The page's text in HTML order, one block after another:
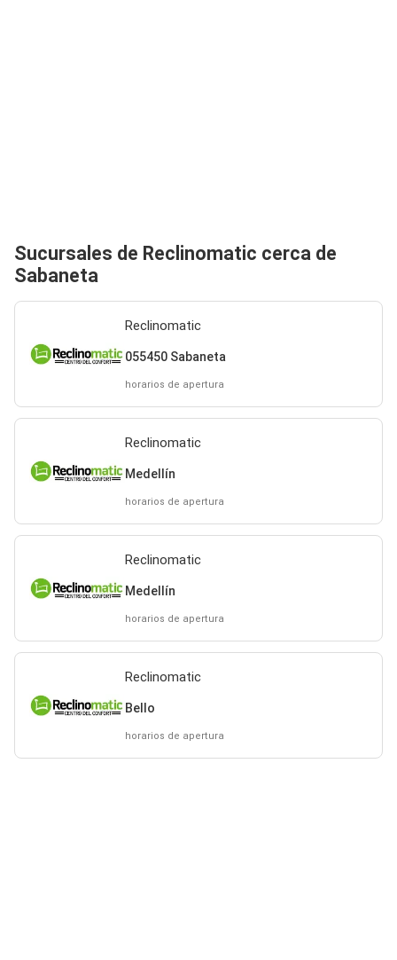
Sucursales de Reclinomatic cerca de
Sabaneta
Reclinomatic
055450 Sabaneta
horarios de apertura
Reclinomatic
Medellín
horarios de apertura
Reclinomatic
Medellín
horarios de apertura
Reclinomatic
Bello
horarios de apertura